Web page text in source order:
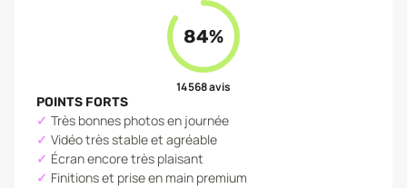
84%
14 568avis
POINTS FORTS
Très bonnes photos en journée
Vidéo très stable et agréable
Écran encore très plaisant
Finitions et prise en main premium